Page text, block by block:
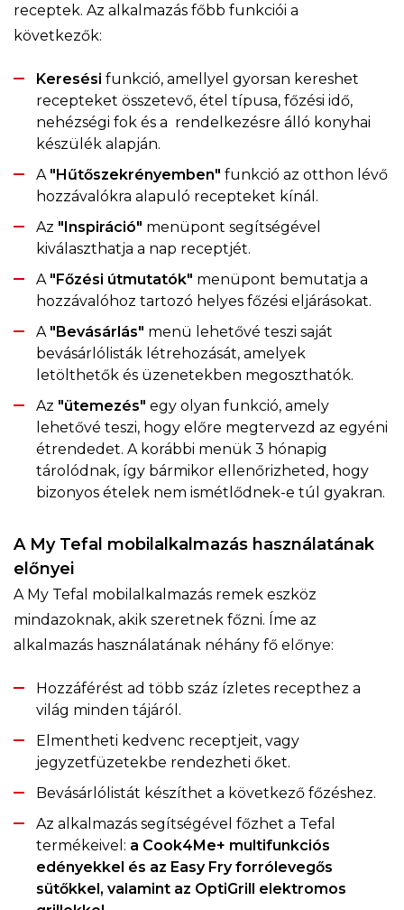
receptek. Az alkalmazás főbb funkciói a
következők:
Keresési funkció, amellyel gyorsan kereshet
recepteket összetevő, étel típusa, főzési idő,
nehézségi fok és a rendelkezésre álló konyhai
készülék alapján.
A "Hűtőszekrényemben" funkció az otthon lévő
hozzávalókra alapuló recepteket kínál.
Az "Inspiráció" menüpont segítségével
kiválaszthatja a nap receptjét.
A "Főzési útmutatók" menüpont bemutatja a
hozzávalóhoz tartozó helyes főzési eljárásokat.
A "Bevásárlás" menü lehetővé teszi saját
bevásárlólisták létrehozását, amelyek
letölthetők és üzenetekben megoszthatók.
Az "ütemezés" egy olyan funkció, amely
lehetővé teszi, hogy előre megtervezd az egyéni
étrendedet. A korábbi menük 3 hónapig
tárolódnak, így bármikor ellenőrizheted, hogy
bizonyos ételek nem ismétlődnek-e túl gyakran.
A My Tefal mobilalkalmazás használatának
előnyei
A My Tefal mobilalkalmazás remek eszköz
mindazoknak, akik szeretnek főzni. Íme az
alkalmazás használatának néhány fő előnye:
Hozzáférést ad több száz ízletes recepthez a
világ minden tájáról.
Elmentheti kedvenc receptjeit, vagy
jegyzetfüzetekbe rendezheti őket.
Bevásárlólistát készíthet a következő főzéshez.
Az alkalmazás segítségével főzhet a Tefal
termékeivel: a Cook4Me+ multifunkciós
edényekkel és az Easy Fry forrólevegős
sütőkkel, valamint az OptiGrill elektromos